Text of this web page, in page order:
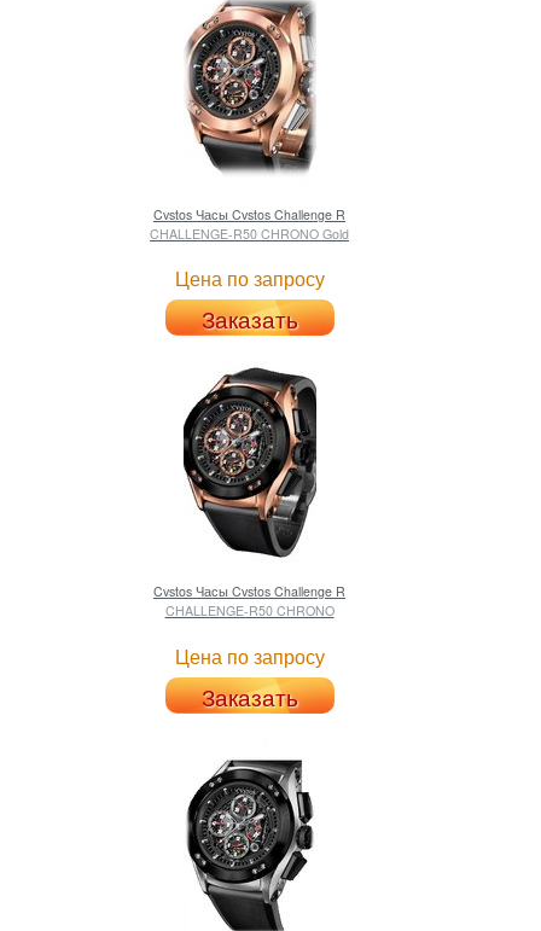
Cvstos Часы Cvstos Challenge R
CHALLENGE-R50 CHRONO Gold
Цена по запросу
Заказать
Cvstos Часы Cvstos Challenge R
CHALLENGE-R50 CHRONO
Цена по запросу
Заказать